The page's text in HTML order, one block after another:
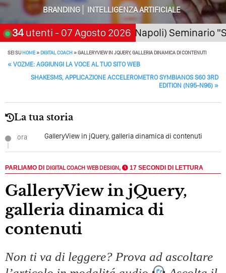
Quando L’amore Diventa Speranza: Il Quarto Memorial
Carmine Franzese
Leggeranno Davvero
Cos’è La Search Generative Experience (SGE)? Il Declino
Quale Sarà Il Futuro Della Tua Azienda? Lo Decidi
Perché Pubblicare Non Basta Più? Contenuti Di Valore O
Perché Non Guadagni Sui Social Media? Probabilmente
Tutto Peggiorerà
Quali Sono Gli Errori Della Comunicazione Politica? Il
Come Promuoversi Nel Wedding? Il Mio Intervento Per
L’Accademia Del Wedding
BRANDING
INTELLIGENZA ARTIFICIALE
34 utenti - 07 Agosto 2026
San Giorgio a Cremano (Napoli) Seminario
SEI SUHOME»DIGITAL COACH»GALLERYVIEW IN JQUERY, GALLERIA DINAMICA DI CONTENUTI
POST NAVIGATION
« VOZME: AGGIUNGI LA VOCE AL TUO SITO WEB
SHAKESMS, APPLICAZIONE ACCELEROMETRO SYMBIANOS S60 3RD
EDITION (N95-N96) »
La tua storia
ora GalleryView in jQuery, galleria dinamica di contenuti
PARLIAMO DI DIGITAL COACH WEB DESIGN, 17 SECONDI DI LETTURA
GalleryView in jQuery,
galleria dinamica di
contenuti
Non ti va di leggere? Prova ad ascoltare